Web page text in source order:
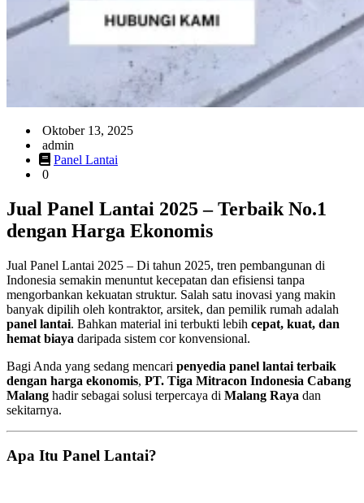
Oktober 13, 2025
admin
Panel Lantai
0
Jual Panel Lantai 2025 – Terbaik No.1
dengan Harga Ekonomis
Jual Panel Lantai 2025 – Di tahun 2025, tren pembangunan di
Indonesia semakin menuntut kecepatan dan efisiensi tanpa
mengorbankan kekuatan struktur. Salah satu inovasi yang makin
banyak dipilih oleh kontraktor, arsitek, dan pemilik rumah adalah
panel lantai. Bahkan material ini terbukti lebih cepat, kuat, dan
hemat biaya daripada sistem cor konvensional.
Bagi Anda yang sedang mencari penyedia panel lantai terbaik
dengan harga ekonomis, PT. Tiga Mitracon Indonesia Cabang
Malang hadir sebagai solusi terpercaya di Malang Raya dan
sekitarnya.
Apa Itu Panel Lantai?